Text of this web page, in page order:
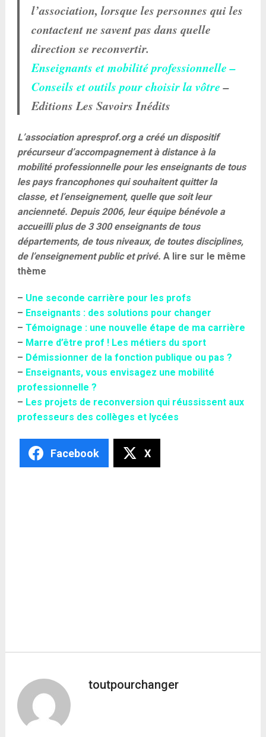
l’association, lorsque les personnes qui les
contactent ne savent pas dans quelle
direction se reconvertir.
Enseignants et mobilité professionnelle –
Conseils et outils pour choisir la vôtre–
Editions Les Savoirs Inédits
L’association apresprof.org a créé un dispositif
précurseur d’accompagnement à distance à la
mobilité professionnelle pour les enseignants de tous
les pays francophones qui souhaitent quitter la
classe, et l’enseignement, quelle que soit leur
ancienneté. Depuis 2006, leur équipe bénévole a
accueilli plus de 3 300 enseignants de tous
départements, de tous niveaux, de toutes disciplines,
de l’enseignement public et privé. A lire sur le même
thème
– Une seconde carrière pour les profs
– Enseignants : des solutions pour changer
– Témoignage : une nouvelle étape de ma carrière
– Marre d’être prof ! Les métiers du sport
– Démissionner de la fonction publique ou pas ?
– Enseignants, vous envisagez une mobilité
professionnelle ?
– Les projets de reconversion qui réussissent aux
professeurs des collèges et lycées
Facebook X
toutpourchanger